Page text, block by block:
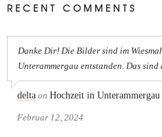
RECENT COMMENTS
Danke Dir! Die Bilder sind im
Unterammergau entstanden. Das sind
delta on Hochzeit in
Februar 12, 2024